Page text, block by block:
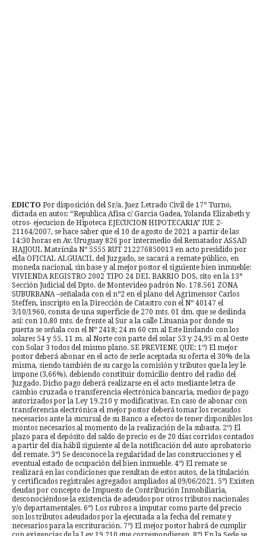
EDICTO Por disposición del Sr/a. Juez Letrado Civil de 17º Turno,
dictada en autos: “Republica Afisa c/ Garcia Gadea, Yolanda Elizabeth y
otros- ejecucion de Hipoteca EJECUCION HIPOTECARIA” IUE 2-
21164/2007, se hace saber que el 10 de agosto de 2021 a partir de las
14:30 horas en Av. Uruguay 826 por intermedio del Rematador ASSAD
HAJJOUL Matrícula Nº 5555 RUT 212276850013 en acto presidido por
el/la OFICIAL ALGUACIL del Juzgado, se sacará a remate público, en
moneda nacional, sin base y al mejor postor el siguiente bien inmueble:
VIVIENDA REGISTRO 2002 TIPO 24 DEL BARRIO DOS, sito en la 13ª
Sección Judicial del Dpto. de Montevideo padrón No. 178.561 ZONA
SUBURBANA –señalada con el nº2 en el plano del Agrimensor Carlos
Steffen, inscripto en la Dirección de Catastro con el Nº 40147 el
3/10/1960, consta de una superficie de 270 mts. 01 dm. que se deslinda
así: con 10,80 mts. de frente al Sur a la calle Lituania por donde su
puerta se señala con el Nº 2418; 24 m 60 cm al Este lindando con los
solares 54 y 55, 11 m. al Norte con parte del solar 53 y 24,95 m al Oeste
con Solar 3 todos del mismo plano. SE PREVIENE QUE: 1º) El mejor
postor deberá abonar en el acto de serle aceptada su oferta el 30% de la
misma, siendo también de su cargo la comisión y tributos que la ley le
impone (3,66%), debiendo constituir domicilio dentro del radio del
Juzgado. Dicho pago deberá realizarse en el acto mediante letra de
cambio cruzada o transferencia electrónica bancaria, medios de pago
autorizados por la Ley 19.210 y modificativas. En caso de abonar con
transferencia electrónica el mejor postor deberá tomar los recaudos
necesarios ante la sucursal de su Banco a efectos de tener disponibles los
montos necesarios al momento de la realización de la subasta. 2º) El
plazo para el depósito del saldo de precio es de 20 días corridos contados
a partir del día hábil siguiente al de la notificación del auto aprobatorio
del remate. 3º) Se desconoce la regularidad de las construcciones y el
eventual estado de ocupación del bien inmueble. 4º) El remate se
realizará en las condiciones que resultan de estos autos, de la titulación
y certificados registrales agregados ampliados al 09/06/2021. 5º) Existen
deudas por concepto de Impuesto de Contribución Inmobiliaria,
desconociéndose la existencia de adeudos por otros tributos nacionales
y/o departamentales. 6º) Los rubros a imputar como parte del precio
son los tributos adeudados por la ejecutada a la fecha del remate y
necesarios para la escrituración. 7º) El mejor postor habrá de cumplir